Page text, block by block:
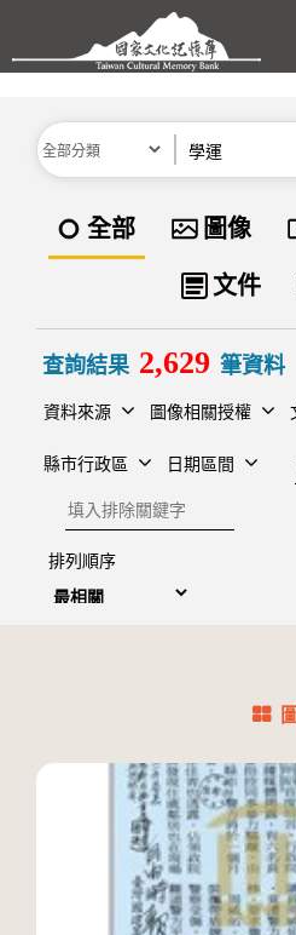
跳到主要內容區塊
分類
全部 圖像
文件
查詢結果 2,629 筆資料
資料來源 圖像相關授權
縣市行政區 日期區間
排除關鍵字
排列順序